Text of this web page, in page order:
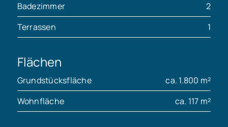
Badezimmer
2
Terrassen
1
Flächen
Grundstücksfläche
ca. 1.800 m²
Wohnfläche
ca. 117 m²